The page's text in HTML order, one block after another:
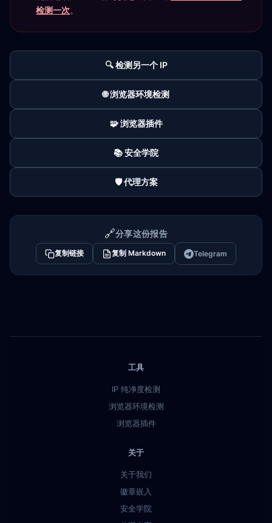
检测一次。
🔍 检测另一个 IP
🌐 浏览器环境检测
🧩 浏览器插件
📚 安全学院
🛡️ 代理方案
🔗分享这份报告
复制链接 复制 Markdown Telegram
工具
IP 纯净度检测
浏览器环境检测
浏览器插件
关于
关于我们
徽章嵌入
安全学院